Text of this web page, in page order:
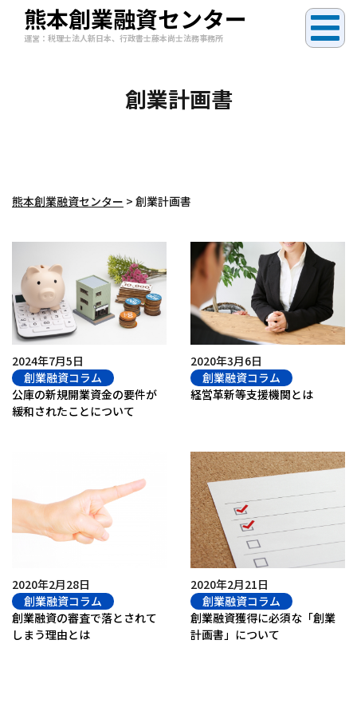
熊本創業融資センター
運営：税理士法人新日本、行政書士藤本尚士法務事務所
創業計画書
熊本創業融資センター > 創業計画書
2024年7月5日
創業融資コラム
公庫の新規開業資金の要件が
緩和されたことについて
2020年3月6日
創業融資コラム
経営革新等支援機関とは
2020年2月28日
創業融資コラム
創業融資の審査で落とされて
しまう理由とは
2020年2月21日
創業融資コラム
創業融資獲得に必須な「創業
計画書」について